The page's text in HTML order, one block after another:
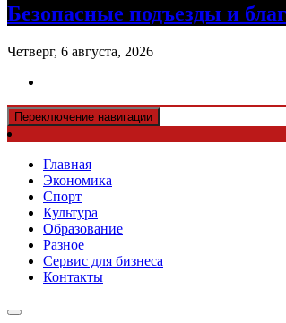
Безопасные подъезды и
Четверг, 6 августа, 2026
Переключение навигации
Главная
Экономика
Спорт
Культура
Образование
Разное
Сервис для бизнеса
Контакты